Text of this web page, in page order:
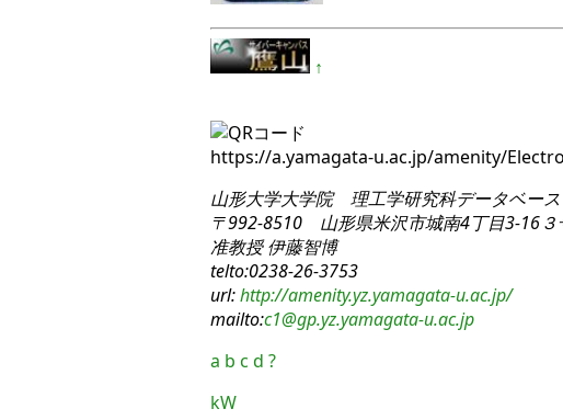
↑
https://a.yamagata-u.ac.jp/amenity/
山形大学大学院 理工学研究科データベー
〒992-8510 山形県米沢市城南4丁目3-16
准教授 伊藤智博
telto:0238-26-3753
url:http://amenity.yz.yamagata-u.ac.jp/
mailto:c1@gp.yz.yamagata-u.ac.jp
a b c d ?
kW